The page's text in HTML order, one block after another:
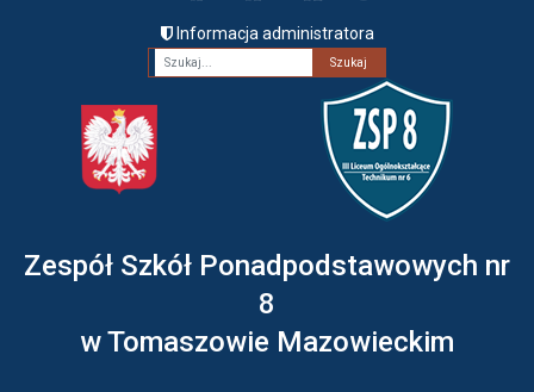
Informacja administratora
Fraza
Zespół Szkół Ponadpodstawowych nr
8
w Tomaszowie Mazowieckim